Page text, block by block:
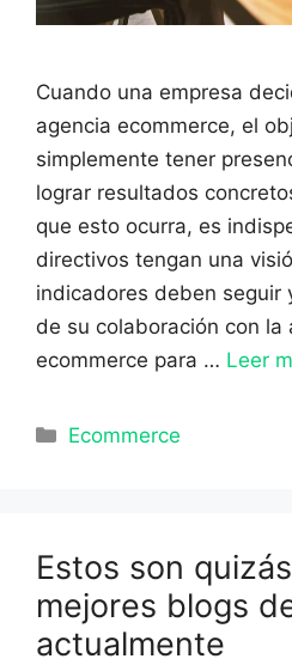
Cuando una empresa
agencia ecommerce, el
simplemente tener
lograr resultados
que esto ocurra, es
directivos tengan una
indicadores deben seguir
de su colaboración con la
ecommerce para … Leer
Categorías
Ecommerce
Estos son
mejores blogs
actualmente